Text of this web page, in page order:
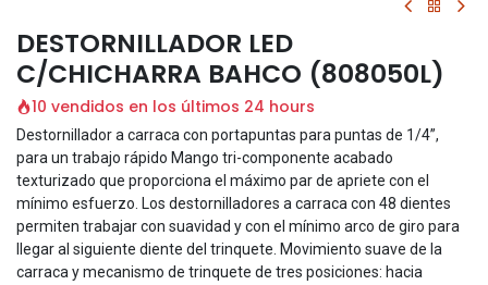
DESTORNILLADOR LED
C/CHICHARRA BAHCO (808050L)
10 vendidos en los últimos 24 hours
Destornillador a carraca con portapuntas para puntas de 1/4”,
para un trabajo rápido Mango tri-componente acabado
texturizado que proporciona el máximo par de apriete con el
mínimo esfuerzo. Los destornilladores a carraca con 48 dientes
permiten trabajar con suavidad y con el mínimo arco de giro para
llegar al siguiente diente del trinquete. Movimiento suave de la
carraca y mecanismo de trinquete de tres posiciones: hacia